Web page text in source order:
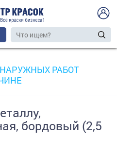
РАБОТ
бордовый (2,5